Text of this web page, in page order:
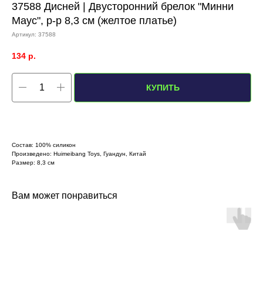
37588 Дисней | Двусторонний брелок "Минни
Маус", р-р 8,3 см (желтое платье)
Артикул: 37588
134 р.
КУПИТЬ
Состав: 100% силикон
Произведено: Huimeibang Toys, Гуандун, Китай
Размер: 8,3 см
Вам может понравиться